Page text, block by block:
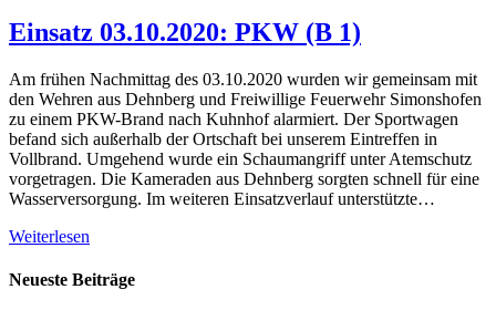
Einsatz 03.10.2020: PKW (B 1)
Am frühen Nachmittag des 03.10.2020 wurden wir gemeinsam mit
den Wehren aus Dehnberg und Freiwillige Feuerwehr Simonshofen
zu einem PKW-Brand nach Kuhnhof alarmiert. Der Sportwagen
befand sich außerhalb der Ortschaft bei unserem Eintreffen in
Vollbrand. Umgehend wurde ein Schaumangriff unter Atemschutz
vorgetragen. Die Kameraden aus Dehnberg sorgten schnell für eine
Wasserversorgung. Im weiteren Einsatzverlauf unterstützte…
Weiterlesen
Neueste Beiträge